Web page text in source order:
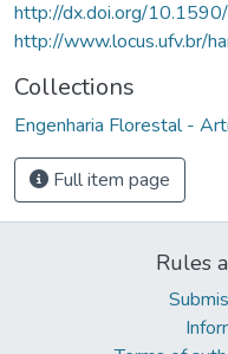
http://dx.doi.org/
http://www.locus.ufv.br/
Collections
Engenharia Florestal -
Full item page
Rules